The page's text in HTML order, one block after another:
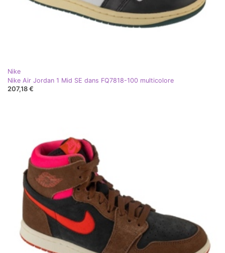
Nike
Nike Air Jordan 1 Mid SE dans FQ7818-100 multicolore
207,18 €